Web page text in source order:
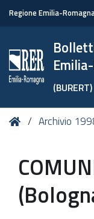
Regione Emilia-
(BURERT)
Tu HomeArchivio